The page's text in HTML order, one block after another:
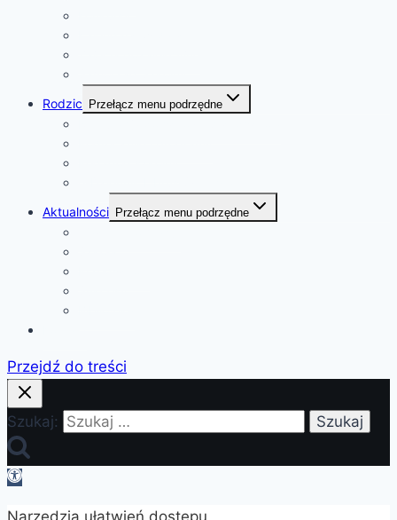
Rodzic
Przełącz menu podrzędne
Aktualności Przełącz menu podrzędne
Przejdź do treści
Szukaj:
Otwórz